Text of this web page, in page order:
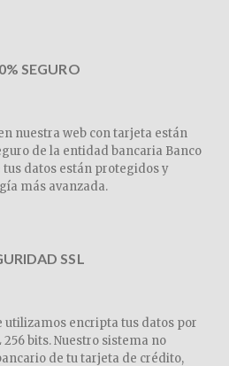
SEGURO
nuestra web con tarjeta están
de la entidad bancaria Banco
datos están protegidos y
más avanzada.
SSL
utilizamos encripta tus datos por
bits. Nuestro sistema no
de tu tarjeta de crédito,